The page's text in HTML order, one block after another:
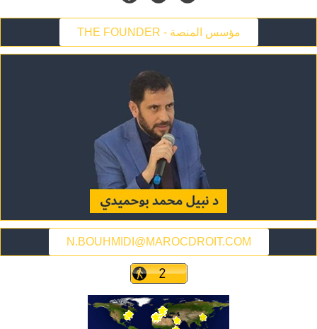
THE FOUNDER - مؤسس المنصة
N.BOUHMIDI@MAROCDROIT.COM